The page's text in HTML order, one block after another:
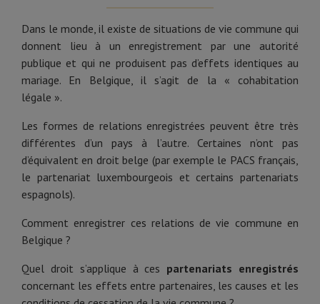
Dans le monde, il existe de situations de vie commune qui
donnent lieu à un enregistrement par une autorité
publique et qui ne produisent pas d’effets identiques au
mariage. En Belgique, il s’agit de la « cohabitation
légale ».
Les formes de relations enregistrées peuvent être très
différentes d’un pays à l’autre. Certaines n’ont pas
d’équivalent en droit belge (par exemple le PACS français,
le partenariat luxembourgeois et certains partenariats
espagnols).
Comment enregistrer ces relations de vie commune en
Belgique ?
Quel droit s’applique à ces partenariats enregistrés
concernant les effets entre partenaires, les causes et les